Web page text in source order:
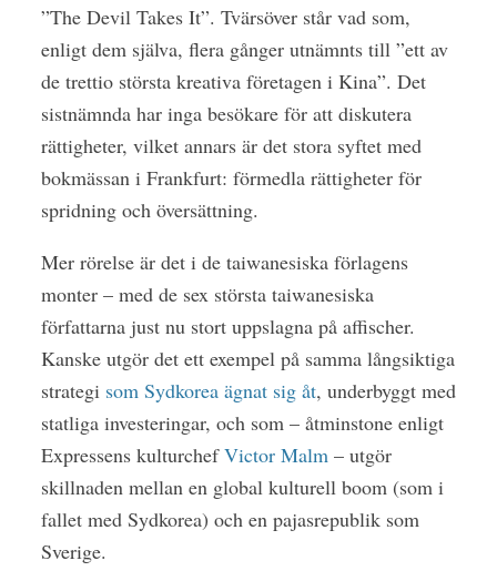
”The Devil Takes It”. Tvärsöver står vad som,
enligt dem själva, flera gånger utnämnts till ”ett av
de trettio största kreativa företagen i Kina”. Det
sistnämnda har inga besökare för att diskutera
rättigheter, vilket annars är det stora syftet med
bokmässan i Frankfurt: förmedla rättigheter för
spridning och översättning.
Mer rörelse är det i de taiwanesiska förlagens
monter – med de sex största taiwanesiska
författarna just nu stort uppslagna på affischer.
Kanske utgör det ett exempel på samma långsiktiga
strategi som Sydkorea ägnat sig åt, underbyggt med
statliga investeringar, och som – åtminstone enligt
Expressens kulturchefVictor Malm– utgör
skillnaden mellan en global kulturell boom (som i
fallet med Sydkorea) och en pajasrepublik som
Sverige.